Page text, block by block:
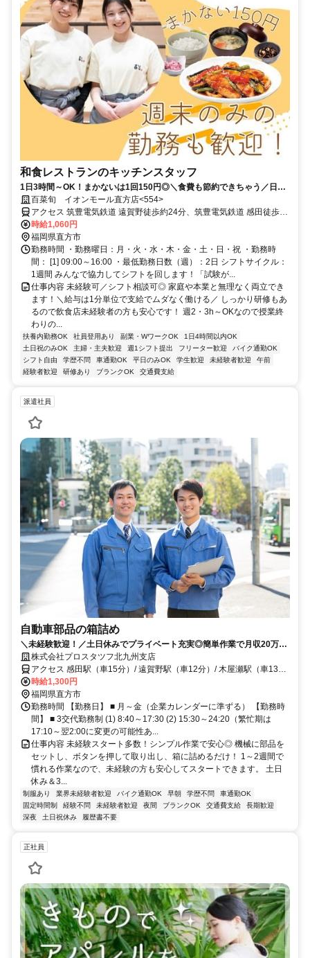
和食レストランのキッチンスタッフ
1日3時間～OK！まかないは1回150円◎＼食費も節約できちゃう／日祝
は＋50円なので効率よく稼げる
百菜旬 イオンモール直方店<554>
アクセス 筑豊電気鉄道 遠賀野徒歩約24分、筑豊電気鉄道 感田徒歩約
31分、筑豊電気鉄道 木屋瀬徒歩約37分
時給1,060円
福岡県直方市
勤務時間 ・勤務曜日：月・火・水・木・金・土・日・祝 ・勤務時
間： [1] 09:00～16:00 ・最低勤務日数（週）：2日 シフトサイクル：
1週間 みんなで協力してシフトを回します！「試験が...
仕事内容 未経験可／シフト相談可◎ 家庭や本業と無理なく両立でき
ます！＼給与は1分単位で支給でムダなく働ける／ しっかり研修もあ
るので飲食店未経験者の方も安心です！ 週2・3h～OKなので授業終
わりの...
扶養内勤務OK 社員登用あり 副業・WワークOK
1日4時間以内OK
土日祝のみOK
主婦・主夫歓迎 週1シフト提出 フリーター歓迎
バイク通勤OK
シフト自由
学歴不問 車通勤OK 平日のみOK 学生歓迎 未経験者歓迎
午前
経験者歓迎
研修あり ブランクOK 交通費支給
派遣社員
自動車部品の箱詰め
＼未経験歓迎！／土日休みでプライベート充実◎簡単作業で月収20万円
以上可！20～40代男女活躍中！
株式会社プロスタツフ北九州支店
アクセス 感田駅（車15分）/ 遠賀野駅（車12分）/ 木屋瀬駅（車13
分）/ 直方駅（車15分）
時給1,300円
福岡県直方市
勤務時間 【勤務日】 ■ 月～金（企業カレンダーに準ずる） 【勤務時
間】 ■ 3交代勤務制 (1) 8:40～17:30 (2) 15:30～24:20（繁忙期は
17:10～翌2:00に変更の可能性あ...
仕事内容 未経験スタート多数！シンプル作業で安心◎ 機械に部品を
セットし、ボタンを押して取り出し、箱に詰めるだけ！ 1～2週間で
慣れる作業なので、未経験の方も安心してスタートできます。 土日
休み＆3...
制服あり 業界未経験者歓迎 バイク通勤OK 早朝 学歴不問
車通勤OK
固定時間制
経験不問 未経験者歓迎 夜間 ブランクOK 交通費支給
長期歓迎
深夜
土日祝休み 履歴書不要
正社員